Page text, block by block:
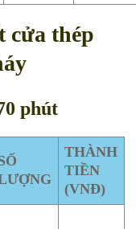
cửa thép
phút
THÀNH
TIỀN
(VNĐ)